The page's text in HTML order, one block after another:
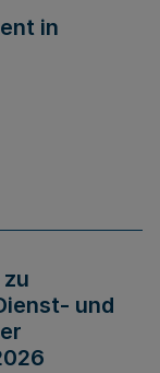
in
und